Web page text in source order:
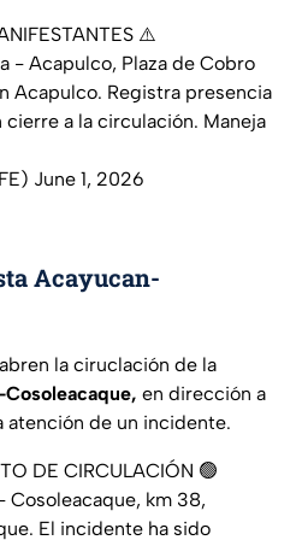
⚠️
- Acapulco, Plaza de Cobro
Acapulco. Registra presencia
a la circulación. Maneja
June 1, 2026
Acayucan-
la ciruclación de la
en dirección a
atención de un incidente.
DE CIRCULACIÓN 🟢
km 38,
El incidente ha sido